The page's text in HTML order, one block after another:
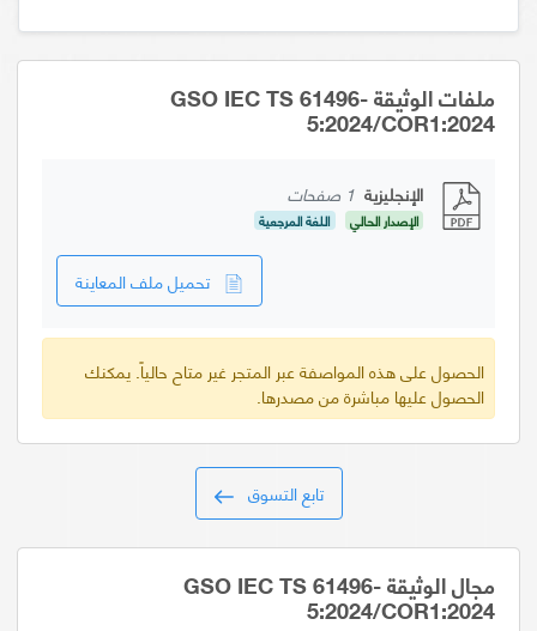
ملفات الوثيقة GSO IEC TS 61496-
5:2024/COR1:2024
الإنجليزية 1 صفحات
الإصدار الحالي اللغة المرجعية
تحميل ملف المعاينة
الحصول على هذه المواصفة عبر المتجر غير متاح حالياً. يمكنك
الحصول عليها مباشرة من مصدرها.
تابع التسوق
مجال الوثيقة GSO IEC TS 61496-
5:2024/COR1:2024